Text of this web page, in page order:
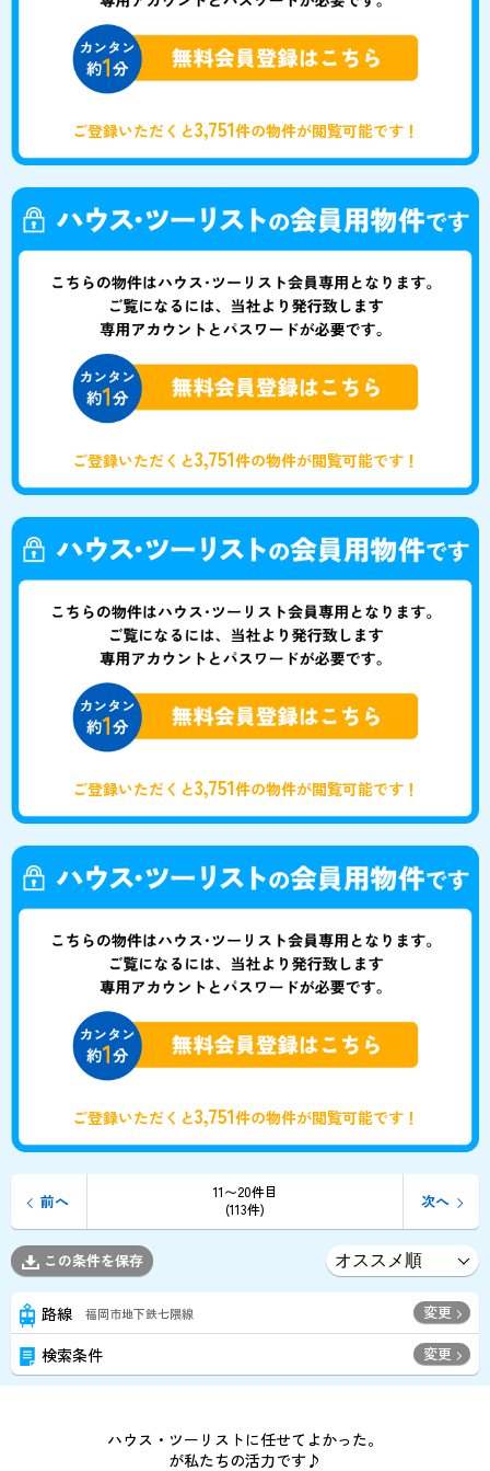
ご登録いただくと3,751件の物件が閲覧可能です！
ご登録いただくと3,751件の物件が閲覧可能です！
ご登録いただくと3,751件の物件が閲覧可能です！
ご登録いただくと3,751件の物件が閲覧可能です！
11〜20件目
(113件)
前へ 次へ
この条件を保存
路線 福岡市地下鉄七隈線 変更
検索条件 変更
ハウス・ツーリストに任せてよかった。
が私たちの活力です♪